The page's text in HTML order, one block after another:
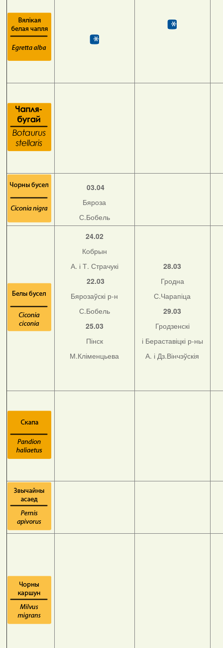
03.04
Бяроза
С.Бобель
24.02
Кобрын
А. і Т. Страчукі
22.03
Бярозаўскі р-н
С.Бобель
25.03
Пінск
М.Кліменцьева
28.03
Гродна
С.Чарапіца
29.03
Гродзенскі
і Бераставіцкі р-ны
А. і Дз.Вінчэўскія